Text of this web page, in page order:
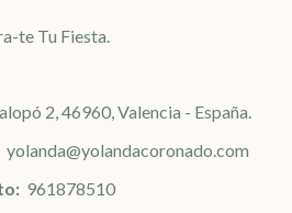
te Tu Fiesta.
2, 46960, Valencia - España.
yolanda@yolandacoronado.com
961878510